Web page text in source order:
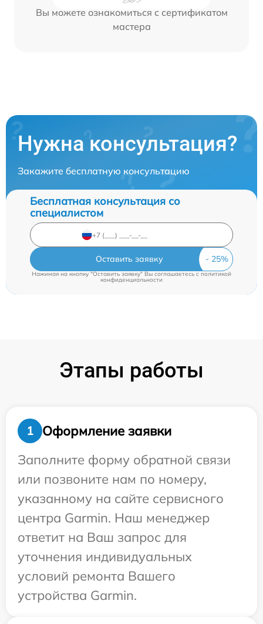
Вы можете ознакомиться с сертификатом
мастера
Нужна консультация?
Закажите бесплатную консультацию
Бесплатная консультация со
специалистом
Оставить заявку
Нажимая на кнопку "Оставить заявку" Вы соглашаетесь cполитикой
конфиденциальности
Этапы работы
1
Оформление заявки
Заполните форму обратной связи
или позвоните нам по номеру,
указанному на сайте сервисного
центра Garmin. Наш менеджер
ответит на Ваш запрос для
уточнения индивидуальных
условий ремонта Вашего
устройства Garmin.